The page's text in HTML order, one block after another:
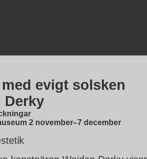
evigt solsken
Derky
2 november–7 december